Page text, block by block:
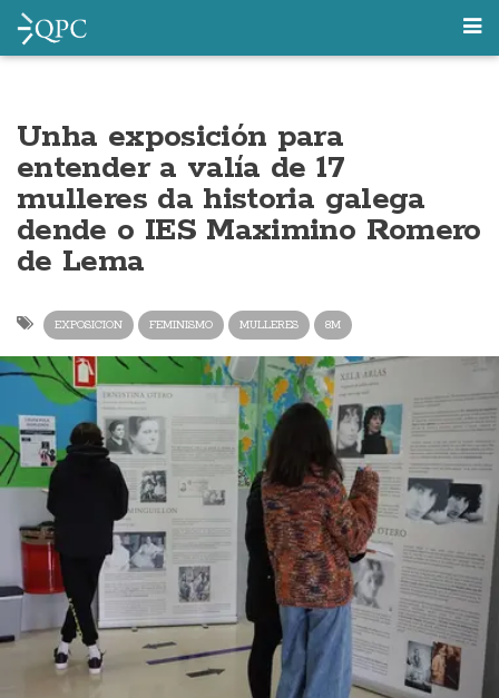
Unha exposición para
entender a valía de 17
mulleres da historia galega
dende o IES Maximino Romero
de Lema
EXPOSICION FEMINISMO MULLERES 8M